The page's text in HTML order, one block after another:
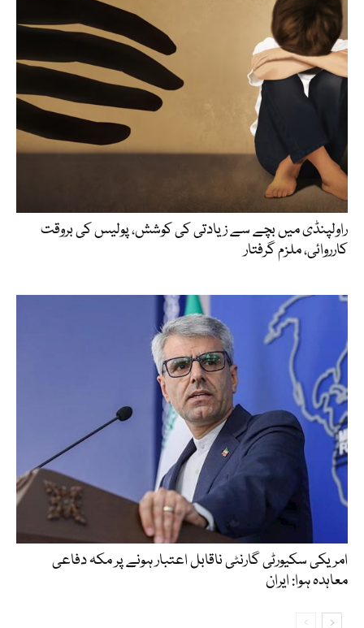
راولپنڈی میں بچے سے زیادتی کی کوشش، پولیس کی بروقت
کارروائی، ملزم گرفتار
امریکی سکیورٹی گارنٹی ناقابل اعتبار ہونے پر مکہ دفاعی
معاہدہ ہوا: ایران